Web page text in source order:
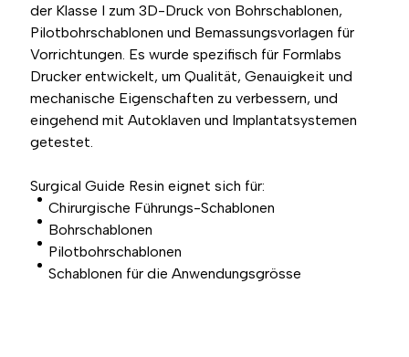
der Klasse I zum 3D-Druck von Bohrschablonen,
Pilotbohrschablonen und Bemassungsvorlagen für
Vorrichtungen. Es wurde spezifisch für Formlabs
Drucker entwickelt, um Qualität, Genauigkeit und
mechanische Eigenschaften zu verbessern, und
eingehend mit Autoklaven und Implantatsystemen
getestet.
Surgical Guide Resin eignet sich für:
Chirurgische Führungs-Schablonen
Bohrschablonen
Pilotbohrschablonen
Schablonen für die Anwendungsgrösse